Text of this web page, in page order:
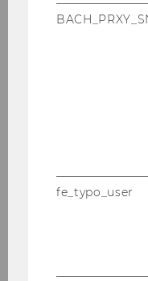
Exercise No. 6:
Exercise No. 7:
Exercise No. 10:
Exercise No. 11:
Exercise No. 12:
Perspective
fe_typo_user